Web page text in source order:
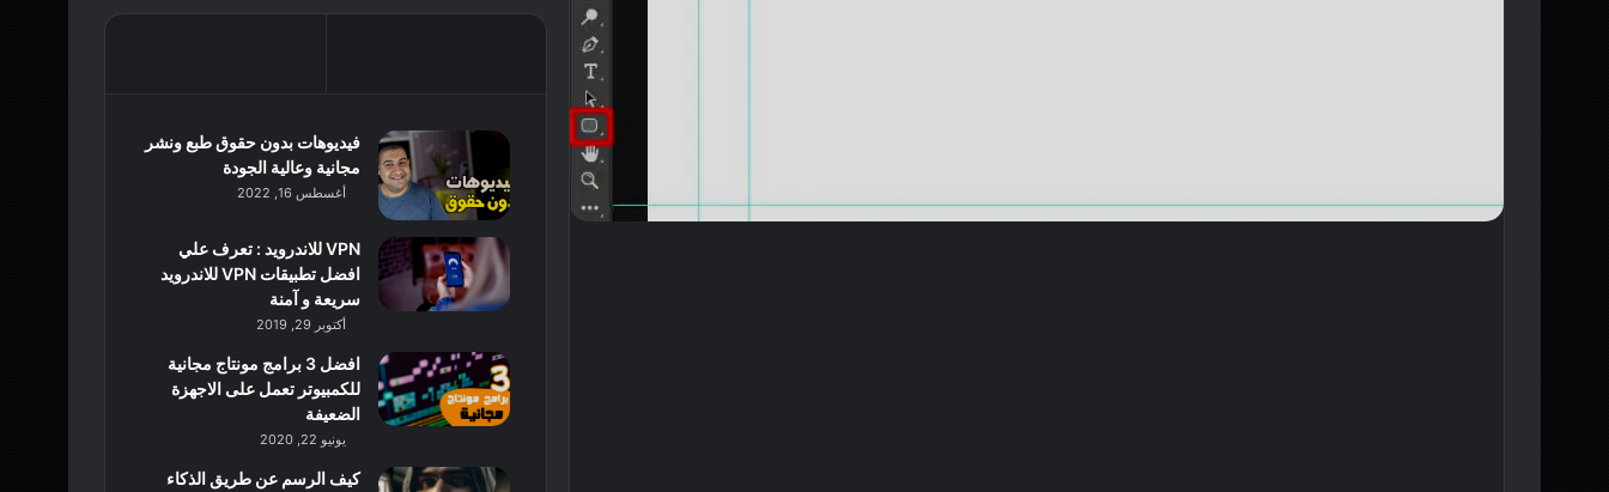
فيديوهات بدون حقوق طبع ونشر
مجانية وعالية الجودة
أغسطس 16, 2022
VPN للاندرويد : تعرف علي
افضل تطبيقات VPN للاندرويد
سريعة و آمنة
أكتوبر 29, 2019
افضل 3 برامج مونتاج مجانية
للكمبيوتر تعمل على الاجهزة
الضعيفة
يونيو 22, 2020
كيف الرسم عن طريق الذكاء